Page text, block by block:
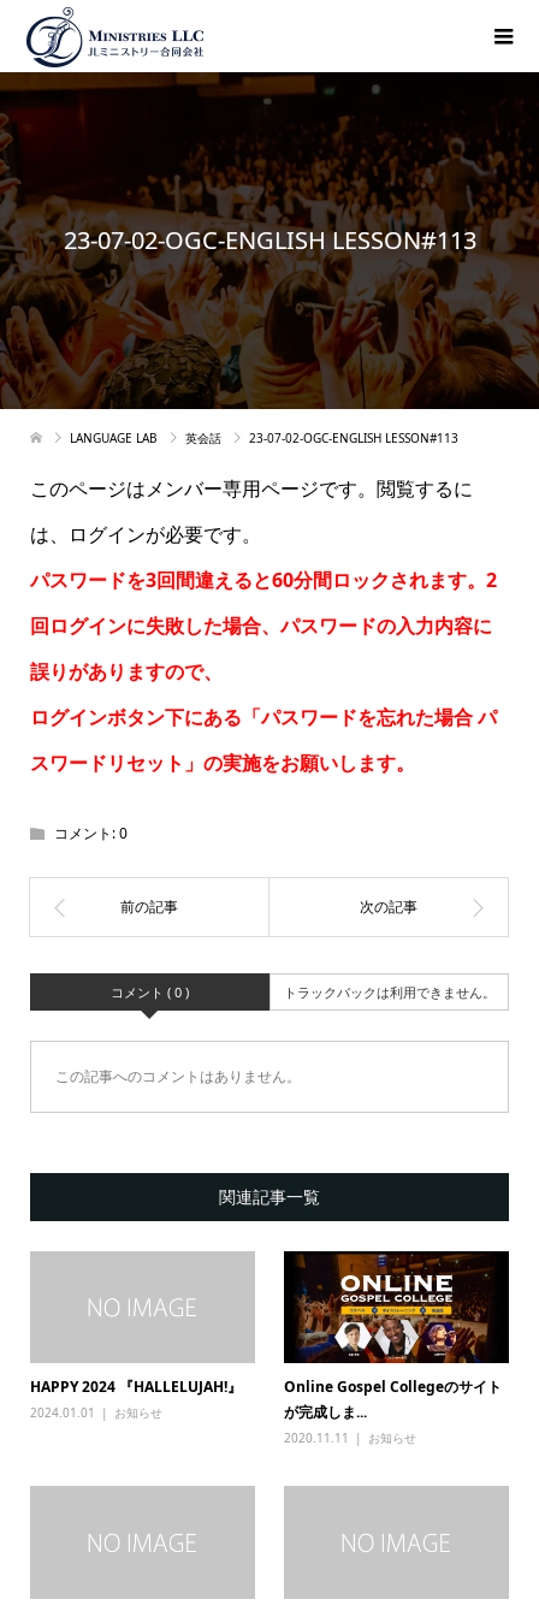
23-07-02-OGC-ENGLISH LESSON#113
LANGUAGE LAB 英会話 23-07-02-OGC-ENGLISH LESSON#113
このページはメンバー専用ページです。閲覧するに
は、ログインが必要です。
パスワードを3回間違えると60分間ロックされます。2
回ログインに失敗した場合、パスワードの入力内容に
誤りがありますので、
ログインボタン下にある「パスワードを忘れた場合パ
スワードリセット 」の実施をお願いします。
コメント:0
コメント ( 0 ) トラックバックは利用できません。
この記事へのコメントはありません。
関連記事一覧
HAPPY 2024 『HALLELUJAH!』
2024.01.01 お知らせ
Online Gospel Collegeのサイト
が完成しま...
2020.11.11 お知らせ